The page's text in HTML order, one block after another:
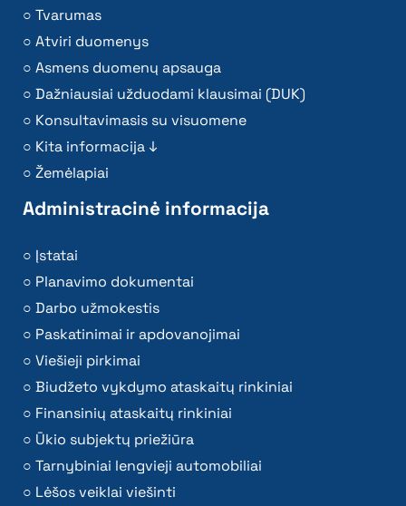
Tvarumas
Atviri duomenys
Asmens duomenų apsauga
Dažniausiai užduodami klausimai (DUK)
Konsultavimasis su visuomene
Kita informacija ↓
Žemėlapiai
Administracinė informacija
Įstatai
Planavimo dokumentai
Darbo užmokestis
Paskatinimai ir apdovanojimai
Viešieji pirkimai
Biudžeto vykdymo ataskaitų rinkiniai
Finansinių ataskaitų rinkiniai
Ūkio subjektų priežiūra
Tarnybiniai lengvieji automobiliai
Lėšos veiklai viešinti